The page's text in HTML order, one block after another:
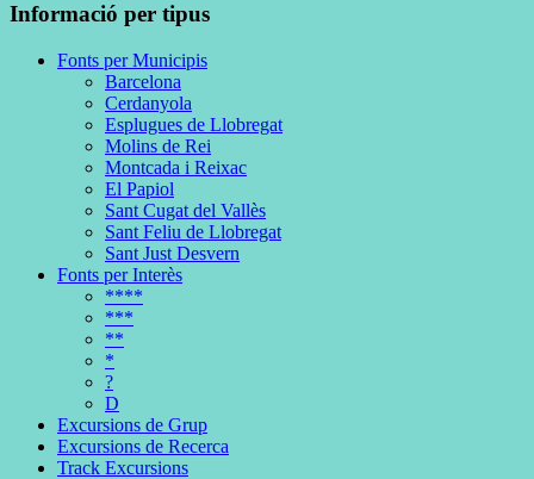
Informació per tipus
Fonts per Municipis
Barcelona
Cerdanyola
Esplugues de Llobregat
Molins de Rei
Montcada i Reixac
El Papiol
Sant Cugat del Vallès
Sant Feliu de Llobregat
Sant Just Desvern
Fonts per Interès
****
***
**
*
?
D
Excursions de Grup
Excursions de Recerca
Track Excursions